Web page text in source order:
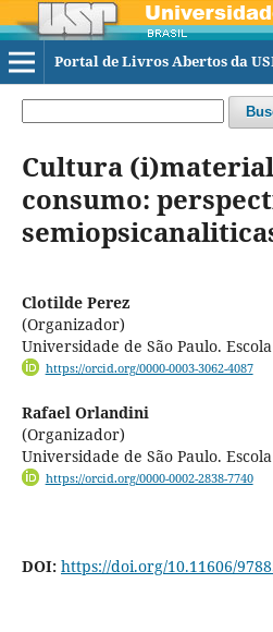
Portal de Livros Abertos da
Cultura
consumo:
Clotilde Perez
(Organizador)
Universidade de São Paulo.
https://orcid.org/0000-0003-3062-4087
Rafael Orlandini
(Organizador)
Universidade de São Paulo.
https://orcid.org/0000-0002-2838-7740
DOI: https://doi.org/10.11606/